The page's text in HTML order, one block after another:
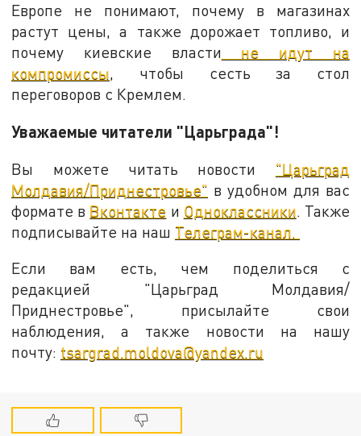
Европе не понимают, почему в магазинах
растут цены, а также дорожает топливо, и
почему киевские власти не идут на
компромиссы, чтобы сесть за стол
переговоров с Кремлем.
Уважаемые читатели "Царьграда"!
Вы можете читать новости "Царьград
Молдавия/Приднестровье" в удобном для вас
формате в Вконтакте и Одноклассники . Также
подписывайте на наш Телеграм-канал.
Если вам есть, чем поделиться с
редакцией "Царьград Молдавия/
Приднестровье", присылайте свои
наблюдения, а также новости на нашу
почту: tsargrad.moldova@yandex.ru